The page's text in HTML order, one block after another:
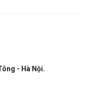
- Hà Nội.